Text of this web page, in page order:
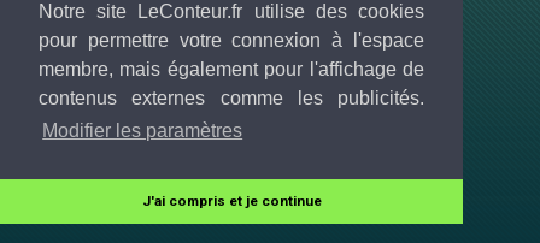
Notre site LeConteur.fr utilise des cookies
pour permettre votre connexion à l'espace
membre, mais également pour l'affichage de
contenus externes comme les publicités.
Modifier les paramètres
J'ai compris et je continue